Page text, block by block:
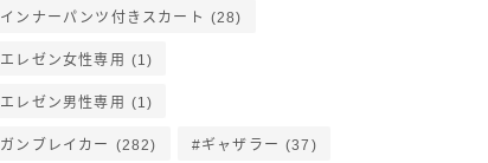
インナーパンツ付きスカート (28)
エレゼン女性専用 (1)
エレゼン男性専用 (1)
ガンブレイカー (282) ギャザラー (37)